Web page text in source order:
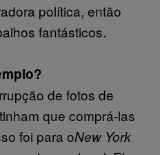
política, então
fantásticos.
de fotos de
que comprá-las
foi para oNew York